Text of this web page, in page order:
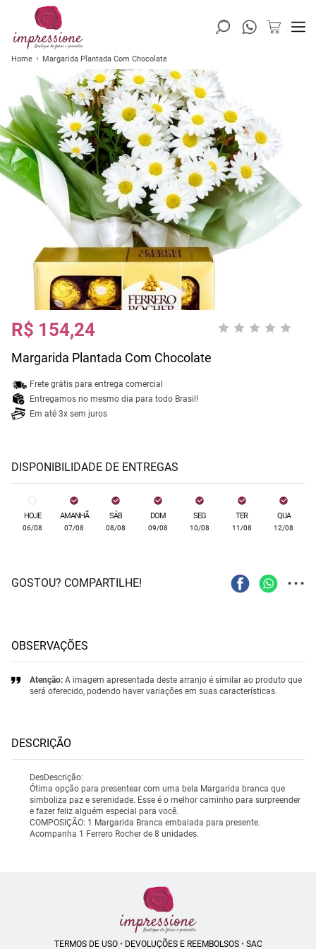
Home Margarida Plantada Com Chocolate
R$ 154,24
Margarida Plantada Com Chocolate
Frete grátis para entrega comercial
Entregamos no mesmo dia para todo Brasil!
Em até 3x sem juros
DISPONIBILIDADE DE ENTREGAS
HOJE
06/08
AMANHÃ
07/08
SÁB
08/08
DOM
09/08
SEG
10/08
TER
11/08
QUA
12/08
GOSTOU? COMPARTILHE! ...
OBSERVAÇÕES
Atenção: A imagem apresentada deste arranjo é similar ao produto que
será oferecido, podendo haver variações em suas características.
DESCRIÇÃO
DesDescrição:
Ótima opção para presentear com uma bela Margarida branca que
simboliza paz e serenidade. Esse é o melhor caminho para surpreender
e fazer feliz alguém especial para você.
COMPOSIÇÃO: 1 Margarida Branca embalada para presente.
Acompanha 1 Ferrero Rocher de 8 unidades.
TERMOS DE USO• DEVOLUÇÕES E REEMBOLSOS• SAC